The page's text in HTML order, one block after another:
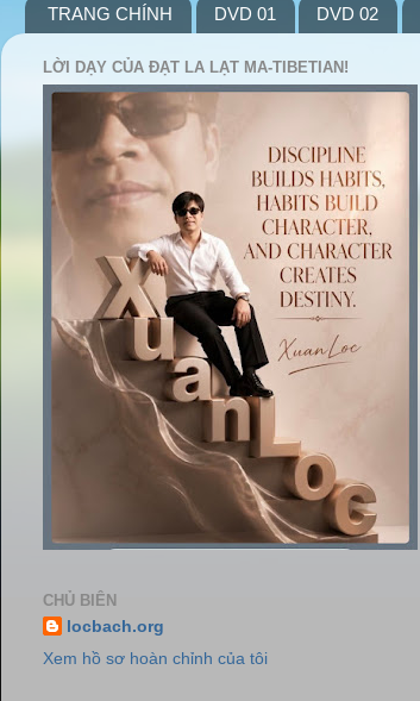
TRANG CHÍNH DVD 01 DVD 02
LỜI DẠY CỦA ĐẠT LA LẠT MA-TIBETIAN!
CHỦ BIÊN
locbach.org
Xem hồ sơ hoàn chỉnh của tôi